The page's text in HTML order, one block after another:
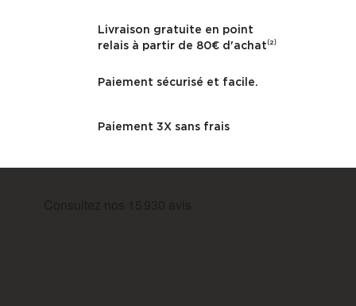
Livraison gratuite en point
relais à partir de 80€ d'achat⁽²⁾
Paiement sécurisé et facile.
Paiement 3X sans frais